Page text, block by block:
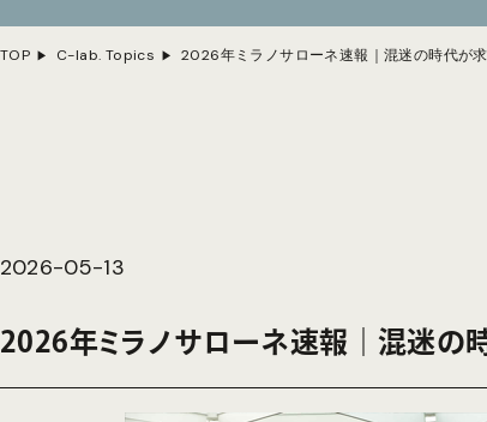
TOP C-lab. Topics 2026年ミラノサローネ速報｜混迷の時代が
2026-05-13
2026年ミラノサローネ速報｜混迷の